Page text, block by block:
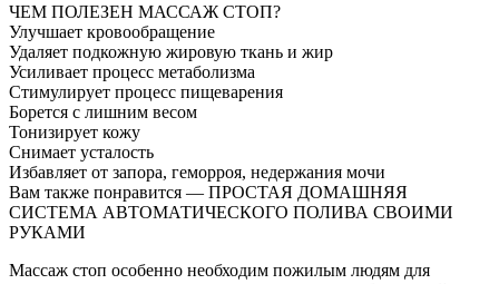
ЧЕМ ПОЛЕЗЕН МАССАЖ СТОП?
Улучшает кровообращение
Удаляет подкожную жировую ткань и жир
Усиливает процесс метаболизма
Стимулирует процесс пищеварения
Борется с лишним весом
Тонизирует кожу
Снимает усталость
Избавляет от запора, геморроя, недержания мочи
Вам также понравится — ПРОСТАЯ ДОМАШНЯЯ
СИСТЕМА АВТОМАТИЧЕСКОГО ПОЛИВА СВОИМИ
РУКАМИ
Массаж стоп особенно необходим пожилым людям для